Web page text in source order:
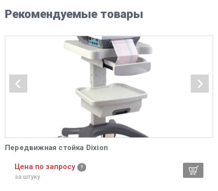
Рекомендуемые товары
Передвижная стойка Dixion
Цена по запросу
за штуку